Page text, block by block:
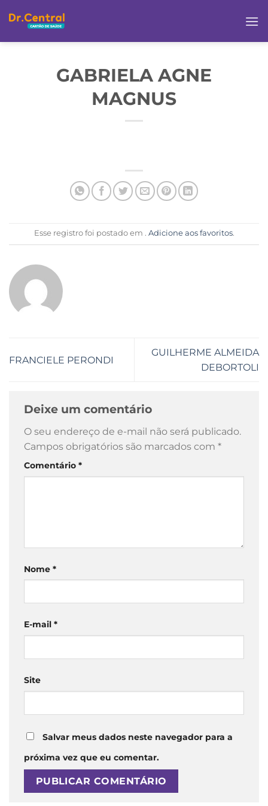
GABRIELA AGNE
MAGNUS
Esse registro foi postado em . Adicione aos favoritos.
FRANCIELE PERONDI
GUILHERME ALMEIDA
DEBORTOLI
Deixe um comentário
O seu endereço de e-mail não será publicado.
Campos obrigatórios são marcados com *
Comentário *
Nome *
E-mail *
Site
Salvar meus dados neste navegador para a
próxima vez que eu comentar.